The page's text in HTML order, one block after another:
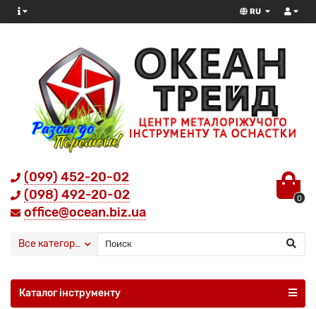
RU
(099) 452-20-02
(098) 492-20-02
office@ocean.biz.ua
0
Все категории
Каталог інструменту